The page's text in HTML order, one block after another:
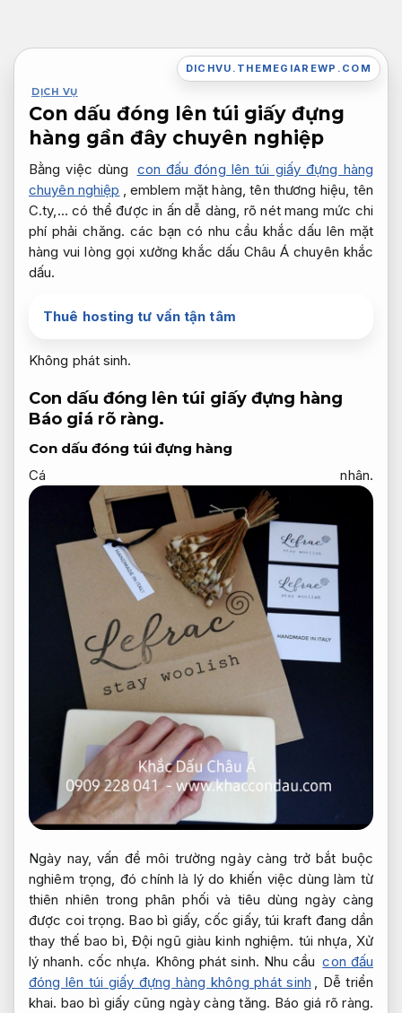
nội
DICHVU.THEMEGIAREWP.COM
DỊCH VỤ
Con dấu đóng lên túi giấy đựng
hàng gần đây chuyên nghiệp
Bằng việc dùng con đấu đóng lên túi giấy đựng hàng
chuyên nghiệp , emblem mặt hàng, tên thương hiệu, tên
C.ty,… có thể được in ấn dễ dàng, rõ nét mang mức chi
phí phải chăng. các bạn có nhu cầu khắc dấu lên mặt
hàng vui lòng gọi xưởng khắc dấu Châu Á chuyên khắc
dấu.
Thuê hosting tư vấn tận tâm
Không phát sinh.
Con dấu đóng lên túi giấy đựng hàng
Báo giá rõ ràng.
Con dấu đóng túi đựng hàng
Cá nhân.
Ngày nay, vấn đề môi trường ngày càng trở bắt buộc
nghiêm trọng, đó chính là lý do khiến việc dùng làm từ
thiên nhiên trong phân phối và tiêu dùng ngày càng
được coi trọng. Bao bì giấy, cốc giấy, túi kraft đang dần
thay thế bao bì, Đội ngũ giàu kinh nghiệm. túi nhựa, Xử
lý nhanh. cốc nhựa. Không phát sinh. Nhu cầu con đấu
đóng lên túi giấy đựng hàng không phát sinh
Dễ triển
khai. bao bì giấy cũng ngày càng tăng. Báo giá rõ ràng.